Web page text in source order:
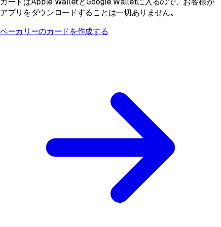
アプリをダウンロードすることは一切ありません。
ベーカリーのカードを作成する